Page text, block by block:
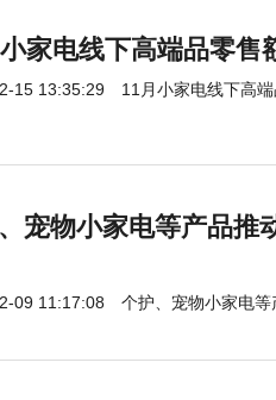
家电线下高端品零售
15 13:35:29 11月小家电线下高
宠物小家电等产品推
09 11:17:08 个护、宠物小家电